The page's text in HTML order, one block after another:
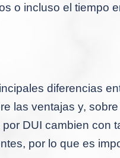
o incluso el tiempo
diferencias
las ventajas y,
DUI cambien
por lo que es